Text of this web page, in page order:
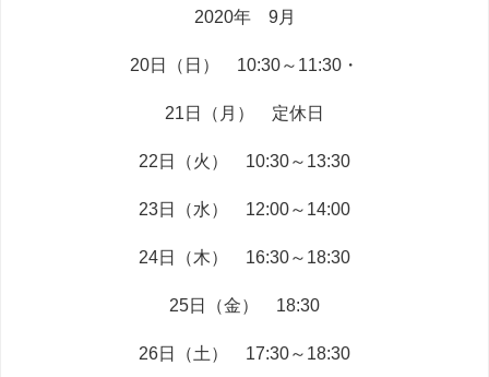
2020年 9月
20日（日） 10:30～11:30・
21日 （月） 定休日
22日（火） 10:30～13:30
23日（水） 12:00～14:00
24日（木） 16:30～18:30
25日（金） 18:30
26日（土） 17:30～18:30